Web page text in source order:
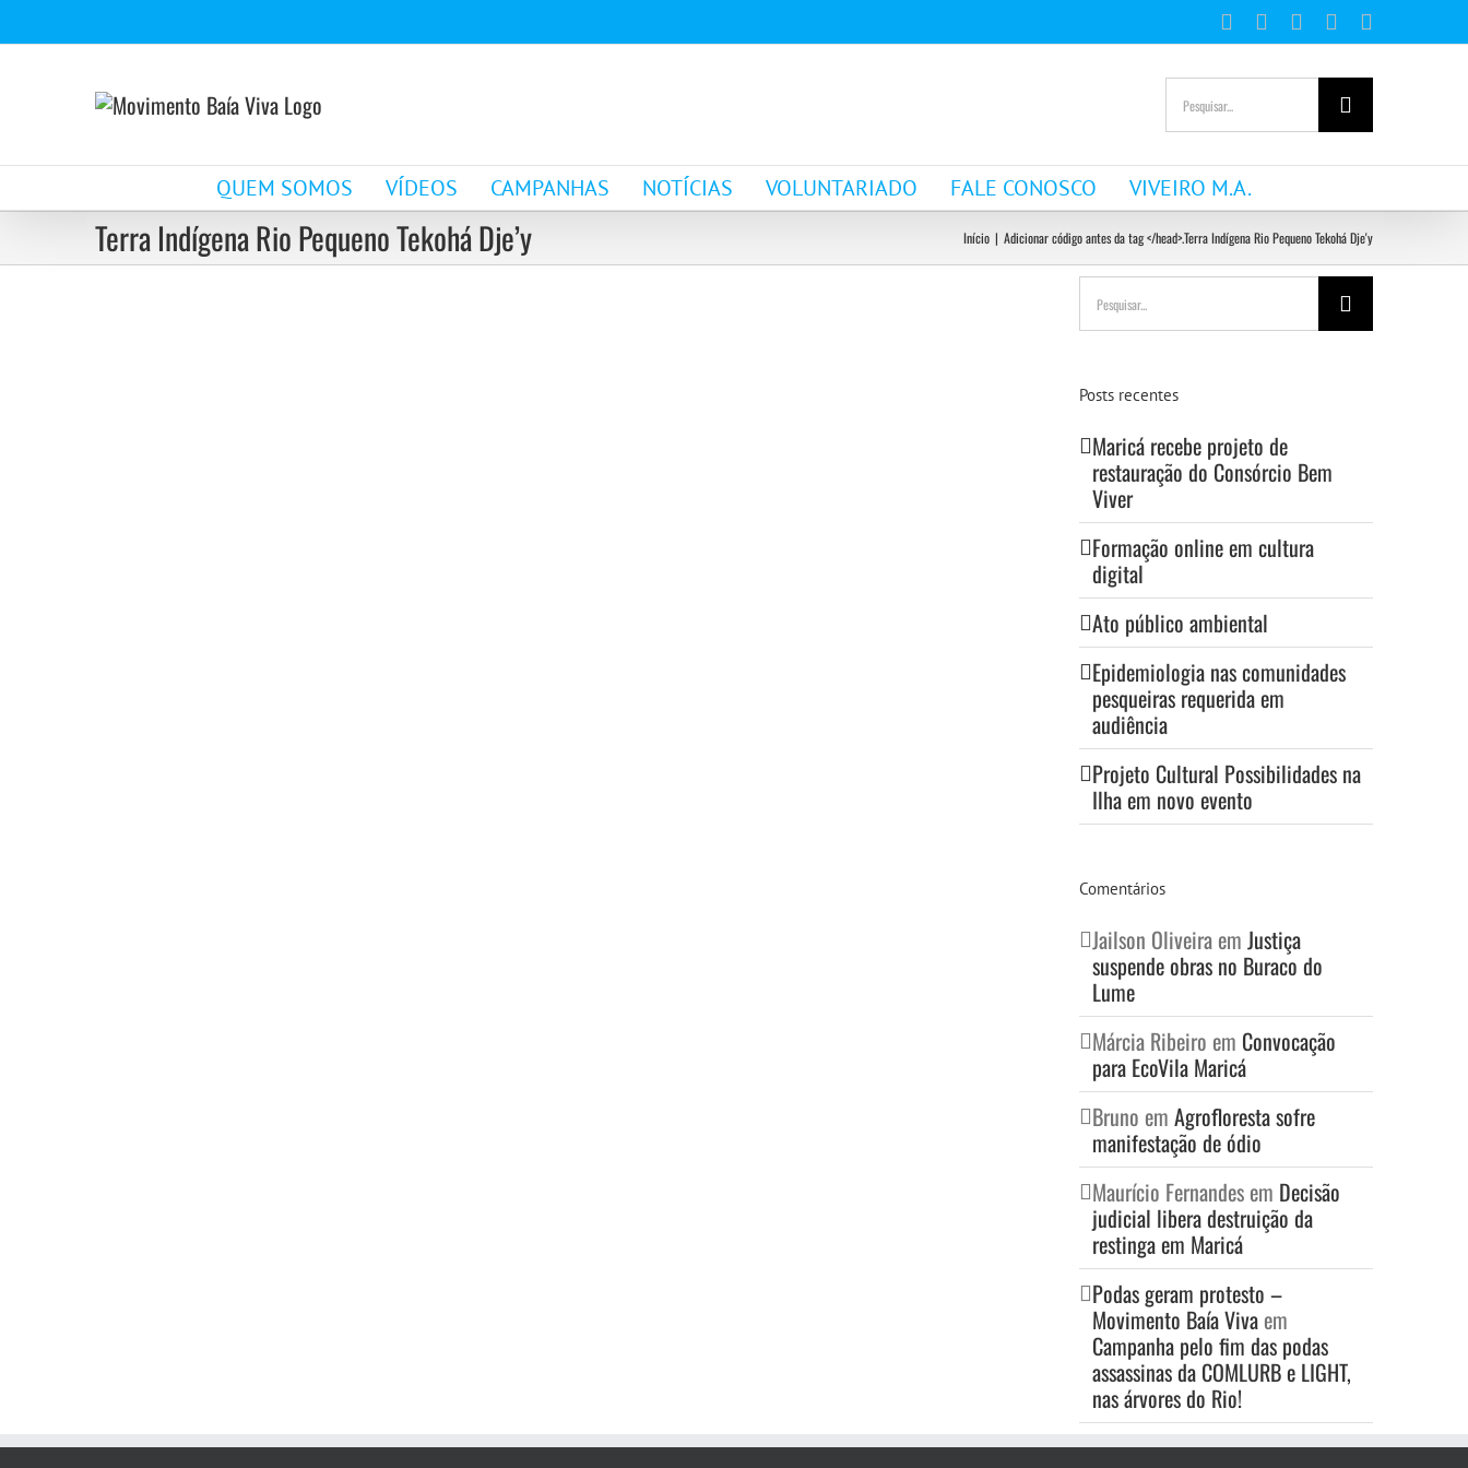
para
FacebookInstagramYouTubeWhatsApp
mail
Buscar
resultados
para:
QUEM SOMOS VÍDEOS CAMPANHAS NOTÍCIAS VOLUNTARIADO FALE CONOSCO VIVEIRO M.A.
Terra Indígena Rio Pequeno Tekohá Dje’y Início | Adicionar código antes da tag </head>.Terra Indígena Rio Pequeno Tekohá Dje'y
Buscar
resultados
para:
Posts recentes
Maricá recebe projeto de
restauração do Consórcio Bem
Viver
Formação online em cultura
digital
Ato público ambiental
Epidemiologia nas comunidades
pesqueiras requerida em
audiência
Projeto Cultural Possibilidades na
Ilha em novo evento
Comentários
Jailson Oliveiraem Justiça
suspende obras no Buraco do
Lume
Márcia Ribeiro em Convocação
para EcoVila Maricá
Bruno em Agrofloresta sofre
manifestação de ódio
Maurício Fernandesem Decisão
judicial libera destruição da
restinga em Maricá
Podas geram protesto –
Movimento Baía Vivaem
Campanha pelo fim das podas
assassinas da COMLURB e LIGHT,
nas árvores do Rio!